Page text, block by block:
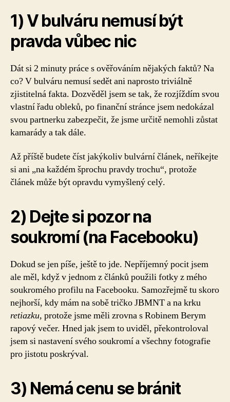
bulvár
1) V bulváru nemusí být
pravda vůbec nic
Dát si 2 minuty práce s ověřováním nějakých faktů? Na
co? V bulváru nemusí sedět ani naprosto triviálně
zjistitelná fakta. Dozvěděl jsem se tak, že rozjíždím svou
vlastní řadu obleků, po finanční stránce jsem nedokázal
svou partnerku zabezpečit, že jsme určitě nemohli zůstat
kamarády a tak dále.
Až příště budete číst jakýkoliv bulvární článek, neříkejte
si ani „na každém šprochu pravdy trochu“, protože
článek může být opravdu vymyšlený celý.
2) Dejte si pozor na
soukromí (na Facebooku)
Dokud se jen píše, ještě to jde. Nepříjemný pocit jsem
ale měl, když v jednom z článků použili fotky z mého
soukromého profilu na Facebooku. Samozřejmě tu skoro
nejhorší, kdy mám na sobě tričko JBMNT a na krku
retiazku, protože jsme měli zrovna s Robinem Berym
rapový večer. Hned jak jsem to uviděl, překontroloval
jsem si nastavení svého soukromí a všechny fotografie
pro jistotu poskrýval.
3) Nemá cenu se bránit